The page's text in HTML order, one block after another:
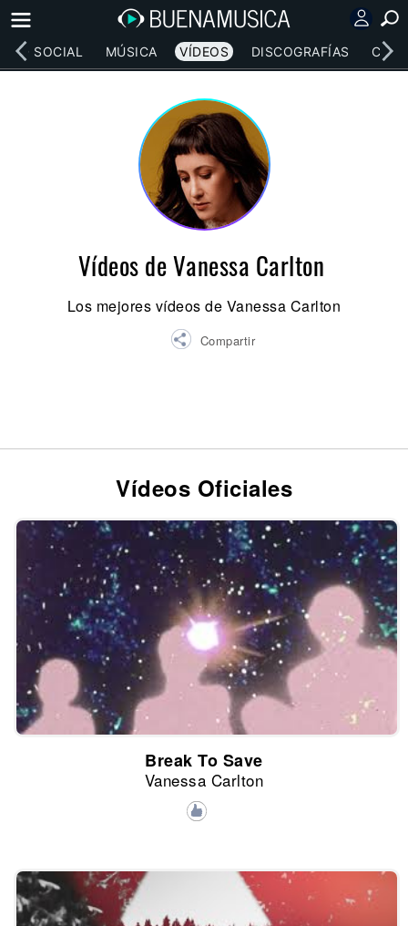
RED SOCIAL MÚSICA VÍDEOS DISCOGRAFÍAS
Vídeos de Vanessa Carlton
Los mejores vídeos de Vanessa Carlton
Compartir
Vídeos Oficiales
Break To Save
Vanessa Carlton